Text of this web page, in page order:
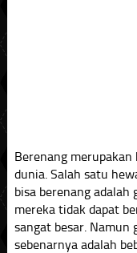
Berenang
dunia. Salah satu
bisa berenang adalah
mereka tidak dapat
sangat besar. Namun
sebenarnya adalah